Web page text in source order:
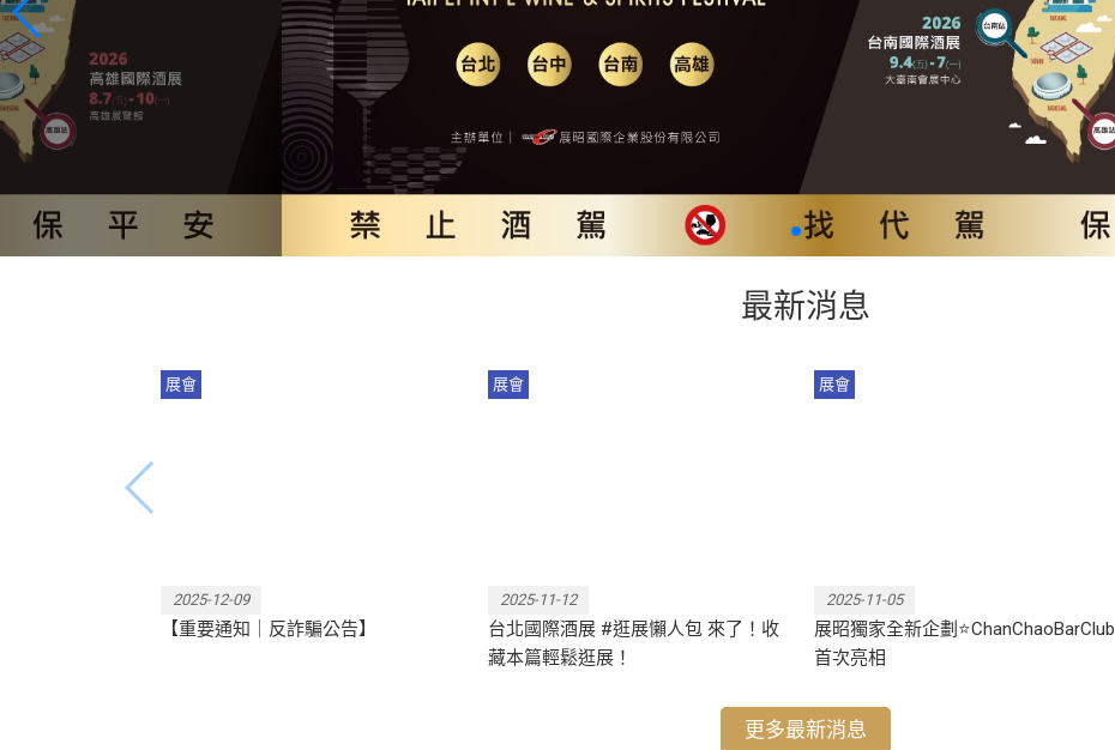
最新消息
呼籲酒友使用網路提高警覺，切
展會
2025-12-09
【重要通知｜反詐騙公告】
2025展場活動超級精彩！逛展前
展會
2025-11-12
台北國際酒展 #逛展懶人包 來了！收
藏本篇輕鬆逛展！
台灣人氣酒吧進駐，打造全新品
展會
2025-11-05
展昭獨家全新企劃⭐ChanChaoBarClub
首次亮相
更多最新消息